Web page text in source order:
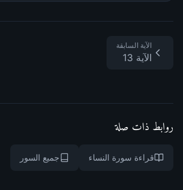
الآية السابقة
الآية 13
روابط ذات صلة
قراءة سورة النساء جميع السور